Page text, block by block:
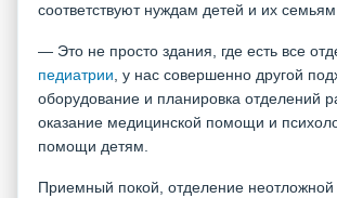
соответствуют нуждам детей и их семьям
— Это не просто здания, где есть все
педиатрии , у нас совершенно другой
оборудование и планировка отделений
оказание медицинской помощи и
помощи детям.
Приемный покой, отделение